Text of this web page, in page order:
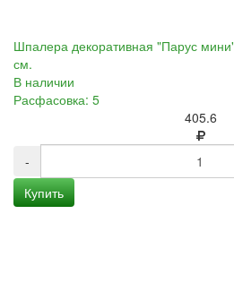
Шпалера декоративная "Парус
см.
В наличии
Расфасовка: 5
405.6
-
Купить